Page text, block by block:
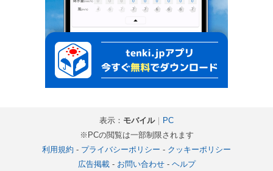
表示： モバイル｜ PC
※PCの閲覧は一部制限されます
利用規約 - プライバシーポリシー - クッキーポリシー
広告掲載- お問い合わせ- ヘルプ